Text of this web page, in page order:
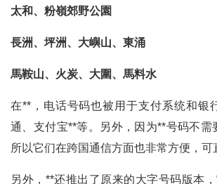
太和、粉嶺郊野公園
長洲、坪洲、大嶼山、東涌
馬鞍山、火炭、大圍、馬料水
在**，电话号码也被用于支付系统和银
通、支付宝**等。另外，因为**号码不需
所以它们在跨国通信方面也非常方便，可
另外，**还推出了原来的大字号码版本